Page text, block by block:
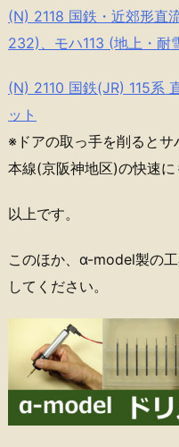
(N) 2118 国鉄・近郊形直
232)、モハ113 (地上・耐
(N) 2110 国鉄(JR) 115系
ット
※ドアの取っ手を削るとサ
本線(京阪神地区)の快速に
以上です。
このほか、α-model製の
してください。